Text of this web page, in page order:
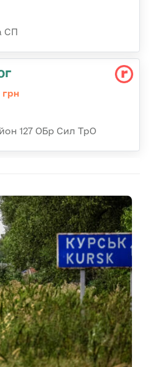
СП
грн
127 ОБр Сил ТрО